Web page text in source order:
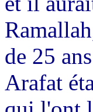
de 25
Arafat